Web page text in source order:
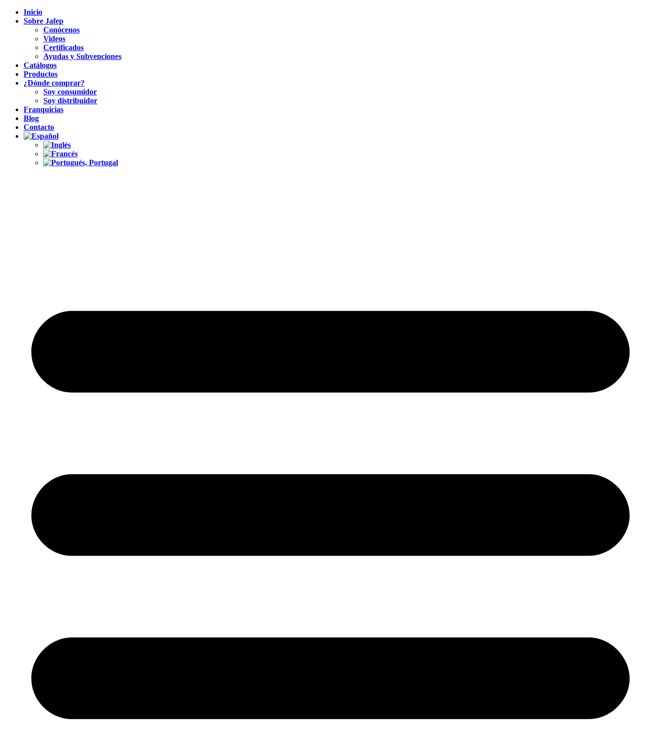
Inicio
Sobre Jafep
Conócenos
Videos
Certificados
Ayudas y Subvenciones
Catálogos
Productos
¿Dónde comprar?
Soy consumidor
Soy distribuidor
Franquicias
Blog
Contacto